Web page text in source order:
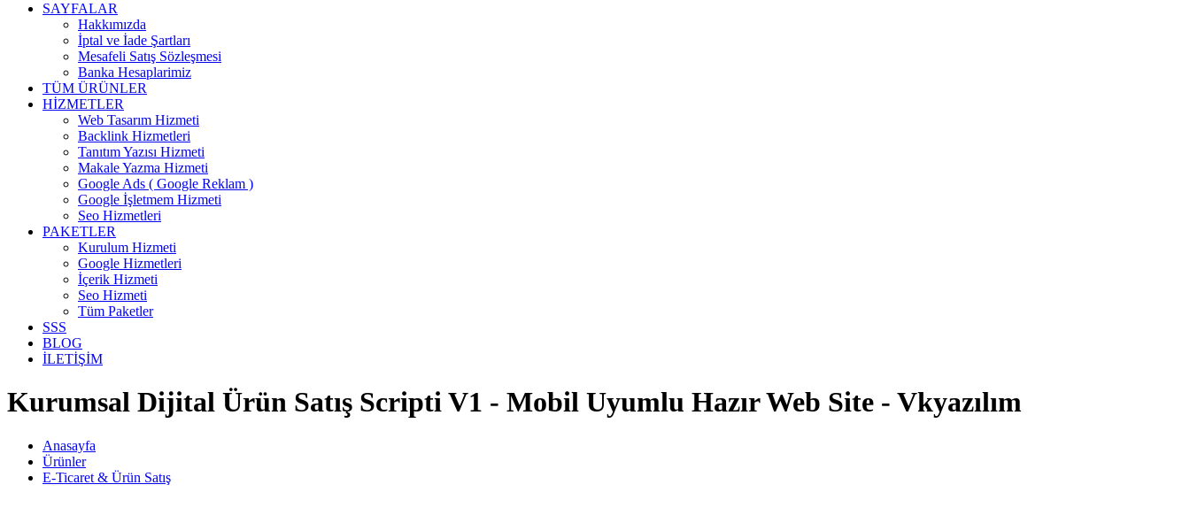
SAYFALAR
Hakkımızda
İptal ve İade Şartları
Mesafeli Satış Sözleşmesi
Banka Hesaplarimiz
TÜM ÜRÜNLER
HİZMETLER
Web Tasarım Hizmeti
Backlink Hizmetleri
Tanıtım Yazısı Hizmeti
Makale Yazma Hizmeti
Google Ads ( Google Reklam )
Google İşletmem Hizmeti
Seo Hizmetleri
PAKETLER
Kurulum Hizmeti
Google Hizmetleri
İçerik Hizmeti
Seo Hizmeti
Tüm Paketler
SSS
BLOG
İLETİŞİM
Kurumsal Dijital Ürün Satış Scripti V1 - Mobil Uyumlu Hazır Web Site - Vkyazılım
Anasayfa
Ürünler
E-Ticaret & Ürün Satış